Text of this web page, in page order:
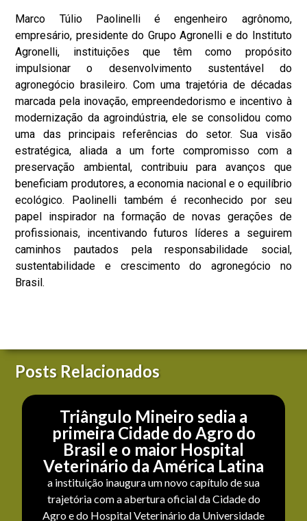
Marco Túlio Paolinelli é engenheiro agrônomo,
empresário, presidente do Grupo Agronelli e do Instituto
Agronelli, instituições que têm como propósito
impulsionar o desenvolvimento sustentável do
agronegócio brasileiro. Com uma trajetória de décadas
marcada pela inovação, empreendedorismo e incentivo à
modernização da agroindústria, ele se consolidou como
uma das principais referências do setor. Sua visão
estratégica, aliada a um forte compromisso com a
preservação ambiental, contribuiu para avanços que
beneficiam produtores, a economia nacional e o equilíbrio
ecológico. Paolinelli também é reconhecido por seu
papel inspirador na formação de novas gerações de
profissionais, incentivando futuros líderes a seguirem
caminhos pautados pela responsabilidade social,
sustentabilidade e crescimento do agronegócio no
Brasil.
Posts Relacionados
Triângulo Mineiro sedia a
primeira Cidade do Agro do
Brasil e o maior Hospital
Veterinário da América Latina
a instituição inaugura um novo capítulo de sua
trajetória com a abertura oficial da Cidade do
Agro e do Hospital Veterinário da Universidade